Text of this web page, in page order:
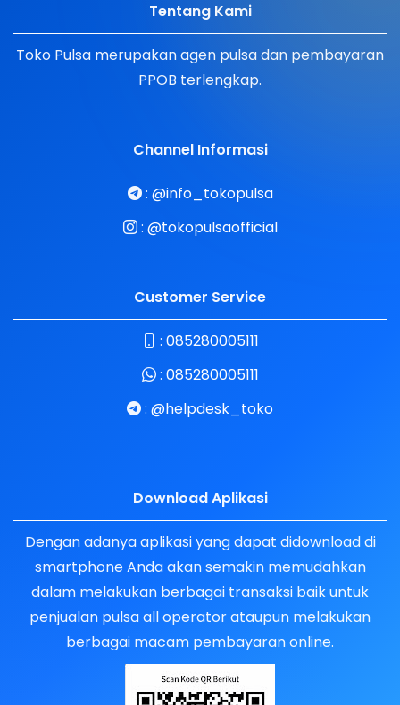
Tentang Kami
Toko Pulsa merupakan agen pulsa dan pembayaran
PPOB terlengkap.
Channel Informasi
: @info_tokopulsa
: @tokopulsaofficial
Customer Service
: 085280005111
: 085280005111
: @helpdesk_toko
Download Aplikasi
Dengan adanya aplikasi yang dapat didownload di
smartphone Anda akan semakin memudahkan
dalam melakukan berbagai transaksi baik untuk
penjualan pulsa all operator ataupun melakukan
berbagai macam pembayaran online.